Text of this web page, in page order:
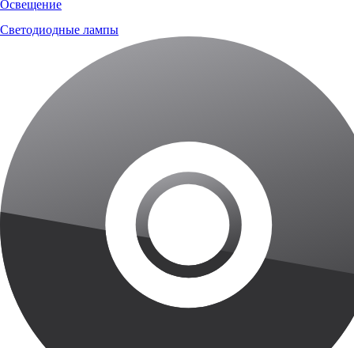
Освещение
Светодиодные лампы